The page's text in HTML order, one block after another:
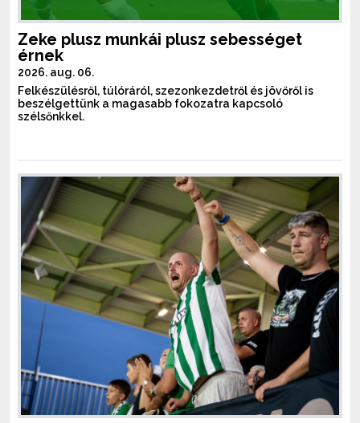
Zeke plusz munkái plusz sebességet
érnek
2026. aug. 06.
Felkészülésről, túlóráról, szezonkezdetről és jövőről is
beszélgettünk a magasabb fokozatra kapcsoló
szélsőnkkel.